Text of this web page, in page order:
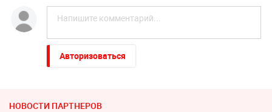
Авторизоваться
НОВОСТИ ПАРТНЕРОВ